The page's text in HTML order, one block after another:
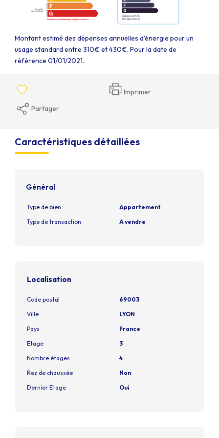
Montant estimé des dépenses annuelles d'énergie pour un
usage standard entre 310€ et 430€. Pour la date de
référence 01/01/2021.
Imprimer
Partager
Caractéristiques détaillées
Général
Type de bien
Appartement
Type de transaction
A vendre
Localisation
Code postal
69003
Ville
LYON
Pays
France
Etage
3
Nombre étages
4
Rez de chaussée
Non
Dernier Etage
Oui